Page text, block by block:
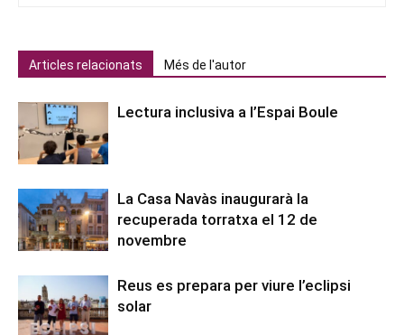
Articles relacionats Més de l'autor
Lectura inclusiva a l’Espai Boule
La Casa Navàs inaugurarà la
recuperada torratxa el 12 de
novembre
Reus es prepara per viure l’eclipsi
solar